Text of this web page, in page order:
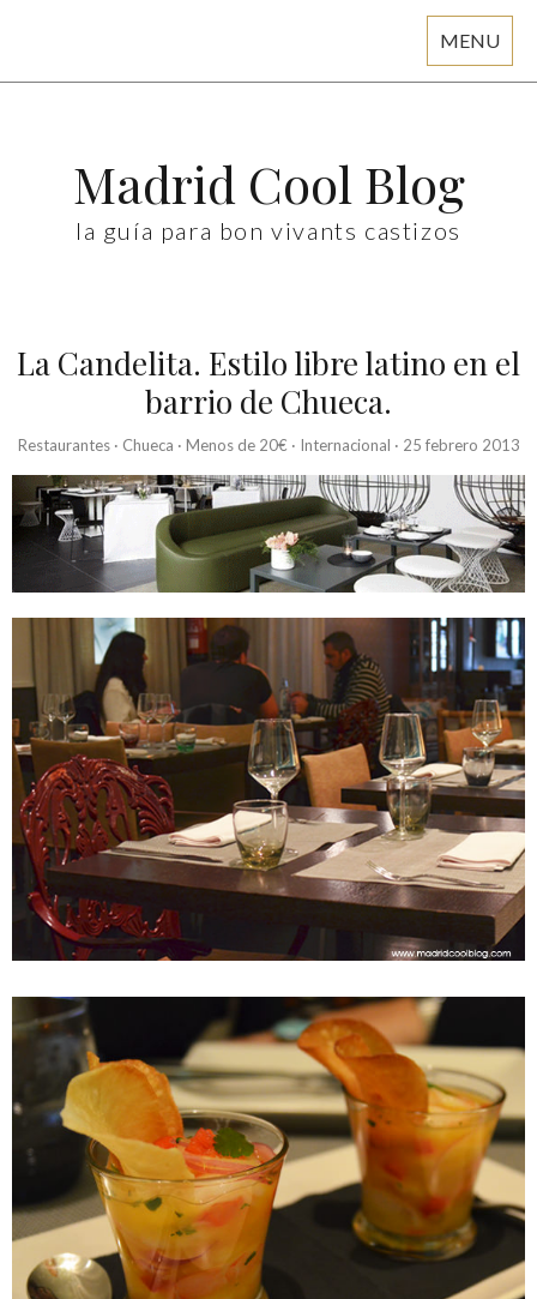
MENU
Madrid Cool Blog
la guía para bon vivants castizos
La Candelita. Estilo libre latino en el
barrio de Chueca.
Restaurantes· Chueca · Menos de 20€ · Internacional · 25 febrero 2013